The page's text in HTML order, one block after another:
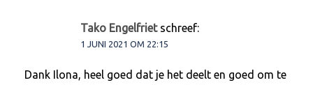
Tako Engelfriet schreef:
1 JUNI 2021 OM 22:15
Dank Ilona, heel goed dat je het deelt en goed om te